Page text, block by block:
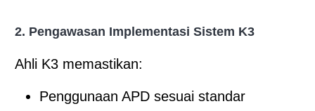
2. Pengawasan Implementasi Sistem K3
Ahli K3 memastikan:
Penggunaan APD sesuai standar